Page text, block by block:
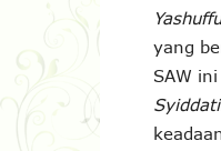
yang
SAW